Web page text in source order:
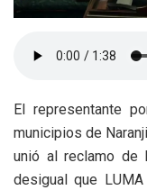
El representante
municipios de
unió al reclamo de
desigual que